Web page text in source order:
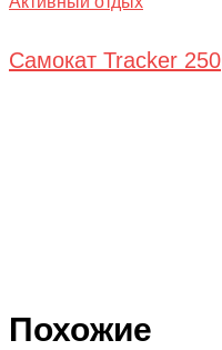
Самокат Tracker 250
Похожие